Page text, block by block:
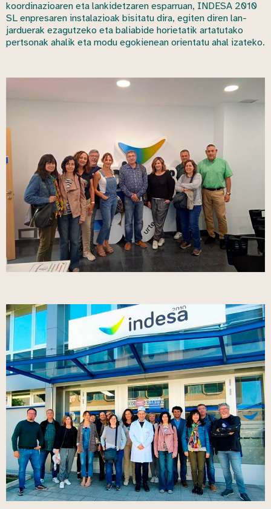
koordinazioaren eta lankidetzaren esparruan, INDESA 2010
SL enpresaren instalazioak bisitatu dira, egiten diren lan-
jarduerak ezagutzeko eta baliabide horietatik artatutako
pertsonak ahalik eta modu egokienean orientatu ahal izateko.